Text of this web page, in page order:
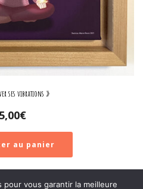
ses vibrations »
€
au panier
vous garantir la meilleure